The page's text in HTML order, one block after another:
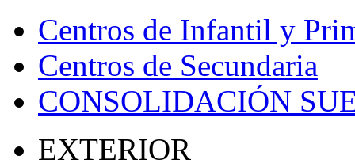
Centros de Infantil y
Centros de Secundaria
CONSOLIDACIÓN
EXTERIOR